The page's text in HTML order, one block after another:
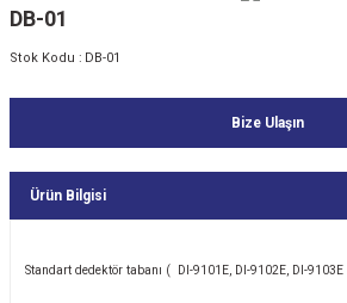
DB-01
Stok Kodu : DB-01
Bize Ulaşın
Ürün Bilgisi
Standart dedektör tabanı ( DI-9101E, DI-9102E, DI-